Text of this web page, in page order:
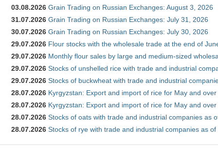
03.08.2026 Grain Trading on Russian Exchanges: August 3, 2026
31.07.2026 Grain Trading on Russian Exchanges: July 31, 2026
30.07.2026 Grain Trading on Russian Exchanges: July 30, 2026
29.07.2026 Flour stocks with the wholesale trade at the end of
29.07.2026 Monthly flour sales by large and medium-sized
29.07.2026 Stocks of unshelled rice with trade and industrial
29.07.2026 Stocks of buckwheat with trade and industrial
28.07.2026 Kyrgyzstan: Export and import of rice for May and
28.07.2026 Kyrgyzstan: Export and import of rice for May and
28.07.2026 Stocks of oats with trade and industrial companies as
28.07.2026 Stocks of rye with trade and industrial companies as